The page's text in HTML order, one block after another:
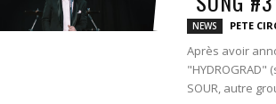
NEWS PETE
Après avoir
"HYDROGRAD"
SOUR, autre